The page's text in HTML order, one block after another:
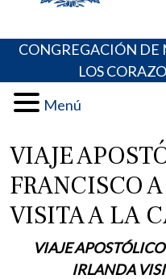
CONGREGACIÓN DE
LOS
Menú
VIAJE
FRANCISCO
VISITA A LA
VIAJE
IRLANDA